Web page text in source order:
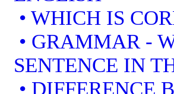
• WHICH IS
• GRAMMAR -
SENTENCE IN
• DIFFERENCE